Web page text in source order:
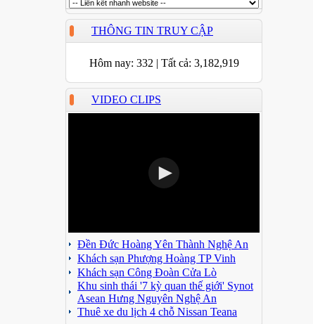
THÔNG TIN TRUY CẬP
Hôm nay: 332 | Tất cả: 3,182,919
VIDEO CLIPS
Đền Đức Hoàng Yên Thành Nghệ An
Khách sạn Phượng Hoàng TP Vinh
Khách sạn Công Đoàn Cửa Lò
Khu sinh thái '7 kỳ quan thế giới' Synot
Asean Hưng Nguyên Nghệ An
Thuê xe du lịch 4 chỗ Nissan Teana